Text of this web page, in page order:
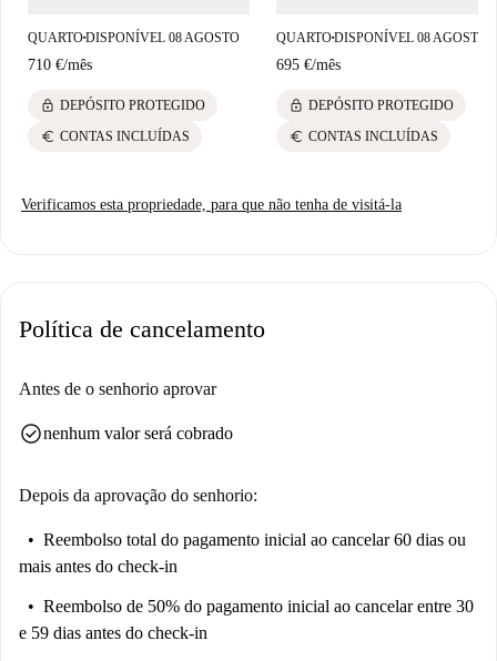
apartamento compartilhado mobiliado Joivy inclui todas as despesas:
seguro de moradia, água, eletricidade, wi-fi ilimitado, taxas de
QUARTO■DISPONÍVEL 08 AGOSTO
710 €/mês
lock DEPÓSITO PROTEGIDO
euro CONTAS INCLUÍDAS
QUARTO■DISPONÍVEL 08 AGOSTO
695 €/mês
lock DEPÓSITO PROTEGIDO
euro CONTAS INCLUÍDAS
Verificamos esta propriedade, para que não tenha de visitá-la
Política de cancelamento
Antes de o senhorio aprovar
check_circlenenhum valor será cobrado
Depois da aprovação do senhorio:
Reembolso total do pagamento inicial ao cancelar 60 dias ou
mais antes do check-in
Reembolso de 50% do pagamento inicial ao cancelar entre 30
e 59 dias antes do check-in